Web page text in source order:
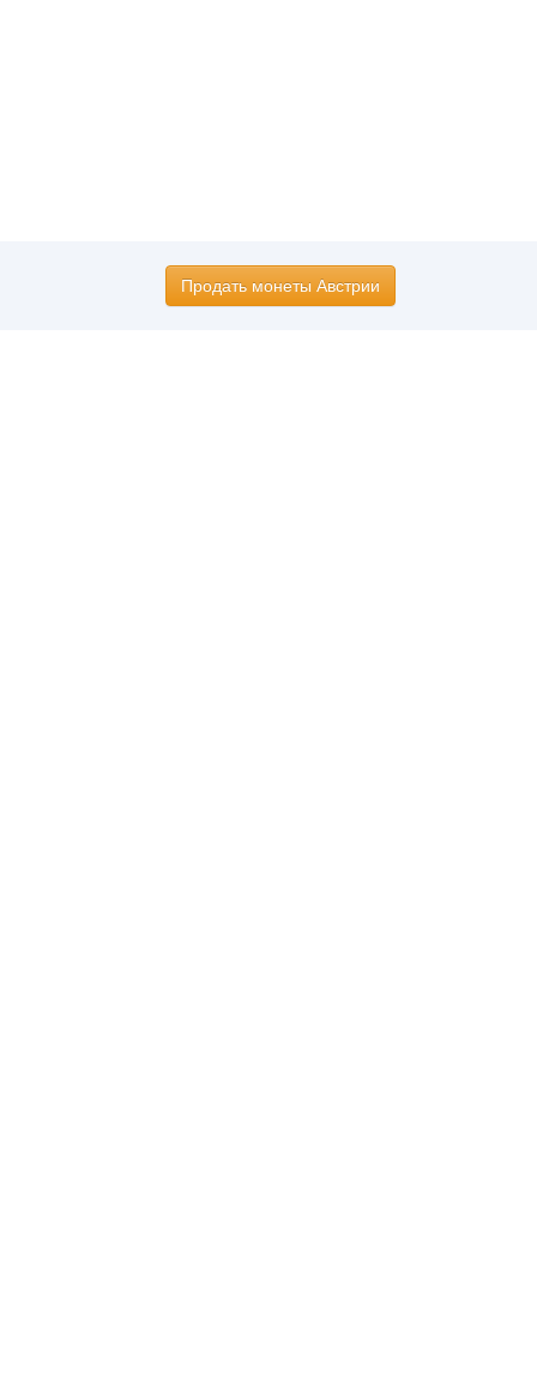
Продать монеты Австрии